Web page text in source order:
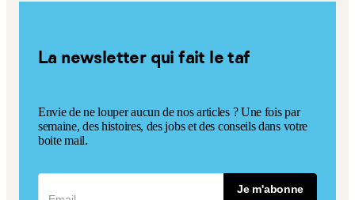
La newsletter qui fait le taf
Envie de ne louper aucun de nos articles ? Une fois par
semaine, des histoires, des jobs et des conseils dans votre
boite mail.
Je m'abonne